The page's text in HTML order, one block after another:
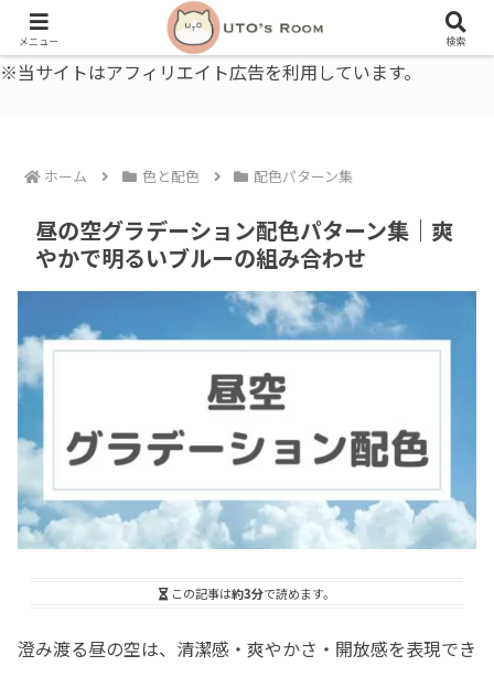
うとの部屋｜毎日に、ちょっと役立つ色と暮らし、健康のこと。
※当サイトはアフィリエイト広告を利用しています。
ホーム 色と配色 配色パターン集
昼の空グラデーション配色パターン集｜爽
やかで明るいブルーの組み合わせ
この記事は約3分で読めます。
澄み渡る昼の空は、清潔感・爽やかさ・開放感を表現でき
メニュー 検索